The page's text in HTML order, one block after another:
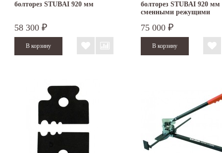
болторез STUBAI 920 мм
58 300 ₽
болторез STUBAI 920 мм
сменными режущими
75 000 ₽